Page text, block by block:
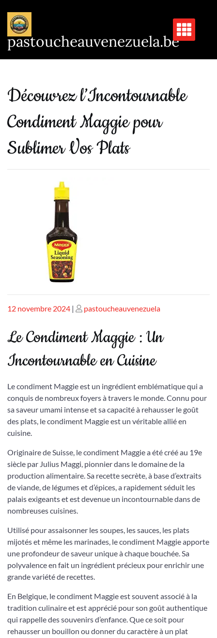
contenu
pastoucheauvenezuela.be
Découvrez l’Incontournable
Condiment Maggie pour
Sublimer Vos Plats
Publié
12 novembre 2024 | Publié
pastoucheauvenezuela
Le Condiment Maggie : Un
Incontournable en Cuisine
Le condiment Maggie est un ingrédient emblématique qui a
conquis de nombreux foyers à travers le monde. Connu pour
sa saveur umami intense et sa capacité à rehausser le goût
des plats, le condiment Maggie est un véritable allié en
cuisine.
Originaire de Suisse, le condiment Maggie a été créé au 19e
siècle par Julius Maggi, pionnier dans le domaine de la
production alimentaire. Sa recette secrète, à base d’extraits
de viande, de légumes et d’épices, a rapidement séduit les
palais exigeants et est devenue un incontournable dans de
nombreuses cuisines.
Utilisé pour assaisonner les soupes, les sauces, les plats
mijotés et même les marinades, le condiment Maggie apporte
une profondeur de saveur unique à chaque bouchée. Sa
polyvalence en fait un ingrédient précieux pour enrichir une
grande variété de recettes.
En Belgique, le condiment Maggie est souvent associé à la
tradition culinaire et est apprécié pour son goût authentique
qui rappelle des souvenirs d’enfance. Que ce soit pour
rehausser un bouillon ou donner du caractère à un plat